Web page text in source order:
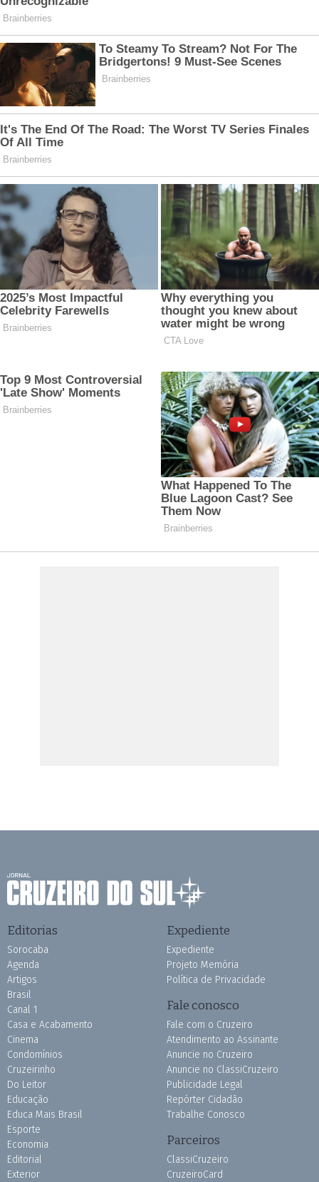
Editorias
Sorocaba
Agenda
Artigos
Brasil
Canal 1
Casa e Acabamento
Cinema
Condomínios
Cruzeirinho
Do Leitor
Educação
Educa Mais Brasil
Esporte
Economia
Editorial
Exterior
Expediente
Expediente
Projeto Memória
Política de Privacidade
Fale conosco
Fale com o Cruzeiro
Atendimento ao Assinante
Anuncie no Cruzeiro
Anuncie no ClassiCruzeiro
Publicidade Legal
Repórter Cidadão
Trabalhe Conosco
Parceiros
ClassiCruzeiro
CruzeiroCard